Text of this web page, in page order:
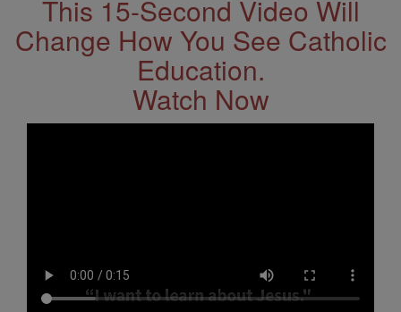
This 15-Second Video Will
Change How You See Catholic
Education.
Watch Now